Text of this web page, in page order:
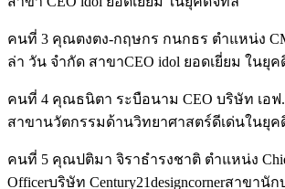
คนที่ 3 คุณตงตง-กฤษกร กนกธร ตำแหน่ง
ล่า วัน จำกัด สาขาCEO idol ยอดเยี่ยม ในยุ
คนที่ 4 คุณธนิตา ระบือนาม CEO บริษัท เอฟ
สาขานวัตกรรมด้านวิทยาศาสตร์ดีเด่นในยุค
คนที่ 5 คุณปติมา จิราธำรงชาติ ตำแหน่ง
Officerบริษัท Century21designcornerสาขานั